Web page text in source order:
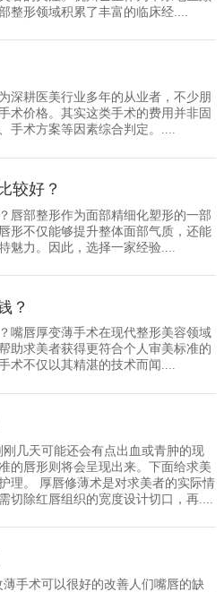
整形领域积累了丰富的临床经....
耕医美行业多年的从业者，不少朋
术价格。其实这类手术的费用并非固
手术方案等因素综合判定。....
较好？
唇部整形作为面部精细化塑形的一部
形不仅能够提升整体面部气质，还能
魅力。因此，选择一家经验....
？
唇厚变薄手术在现代整形美容领域
助求美者获得更符合个人审美标准的
术不仅以其精湛的技术而闻....
几天可能还会有点出血或青肿的现
的唇形则将会呈现出来。下面给求美
理。 厚唇修薄术是对求美者的实际情
切除红唇组织的宽度设计切口，再....
手术可以很好的改善人们嘴唇的缺